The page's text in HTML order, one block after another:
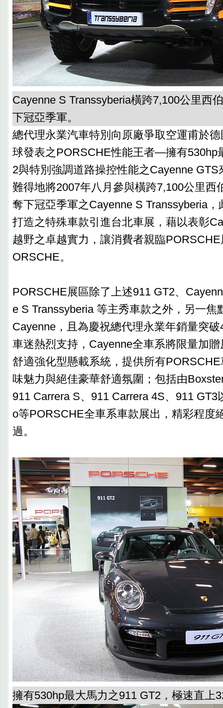
Cayenne S Transsyberia橫跨7,100公里西
下冠亞季軍。
總代理永業汽車特別向原廠爭取空運甫於
球發表之PORSCHE性能王者—擁有530hp
2與特別強調道路操控性能之Cayenne
難得地將2007年八月參與橫跨7,100公里西
奪下冠亞季軍之Cayenne S Transsyberia
打造之特殊車款引進台北車展，藉以表彰
越野之卓越實力，讓消費者親臨
ORSCHE。
PORSCHE展區除了上述911 GT2、
e S Transsyberia 等主秀車款之外，另一焦
Cayenne，且為慶祝總代理永業年銷量突
車迷熱烈支持，Cayenne全車系將限量加
舒適強化型懸載系統，提供所有
味魅力與絕佳豪華舒適氛圍；包括由
911 Carrera S、911 Carrera 4S、911 GT3
o等PORSCHE全車系車款展出，精彩程度
過。
擁有530hp最大馬力之911 GT2，極速直上